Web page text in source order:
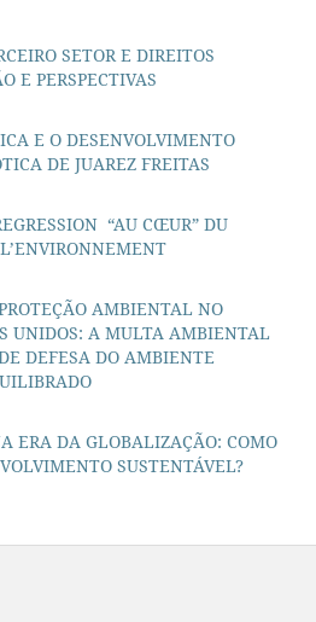
SETOR E DIREITOS
E PERSPECTIVAS
E O DESENVOLVIMENTO
DE JUAREZ FREITAS
“AU CŒUR” DU
AMBIENTAL NO
UNIDOS: A MULTA AMBIENTAL
DEFESA DO AMBIENTE
ERA DA GLOBALIZAÇÃO: COMO
SUSTENTÁVEL?